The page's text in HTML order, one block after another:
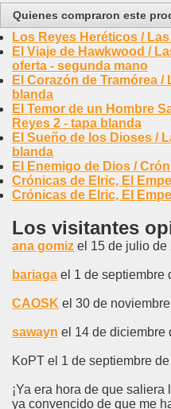
Quienes compraron este
Los Reyes Heréticos /
El Viaje de Hawkwood /
oferta - segunda mano
El Corazón de Tramórea /
blanda
El Temor de un Hombre
Reyes 2 - tapa blanda
El Sueño de los Dioses /
blanda
El Enemigo de Dios /
Crónicas de Elric, El
Crónicas de Elric, El
Los visitantes
ana gomiz el 15 de julio de
bariaga el 1 de septiembre
CAOSK el 30 de
sawayn el 14 de diciembre
KoPT el 1 de septiembre
¡Ya era hora de que
ya convencido de que me